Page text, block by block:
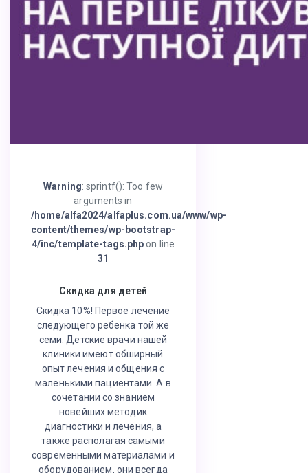
Warning: sprintf(): Too few
arguments in
/home/alfa2024/alfaplus.com.ua/www/wp-
content/themes/wp-bootstrap-
4/inc/template-tags.php on line
31
Скидка для детей
Скидка 10%! Первое лечение
следующего ребенка той же
семи. Детские врачи нашей
клиники имеют обширный
опыт лечения и общения с
маленькими пациентами. А в
сочетании со знанием
новейших методик
диагностики и лечения, а
также располагая самыми
современными материалами и
оборудованием, они всегда